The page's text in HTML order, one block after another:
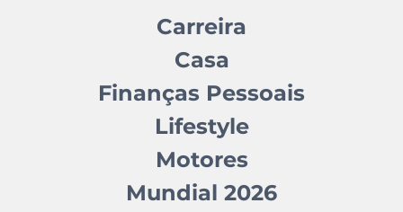
Carreira
Casa
Finanças Pessoais
Lifestyle
Motores
Mundial 2026